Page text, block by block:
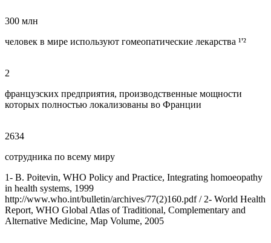
300 млн
человек в мире используют гомеопатические лекарства ¹'²
2
французских предприятия, производственные мощности
которых полностью локализованы во Франции
2634
сотрудника по всему миру
1- B. Poitevin, WHO Policy and Practice, Integrating homoeopathy
in health systems, 1999
http://www.who.int/bulletin/archives/77(2)160.pdf / 2- World Health
Report, WHO Global Atlas of Traditional, Complementary and
Alternative Medicine, Map Volume, 2005